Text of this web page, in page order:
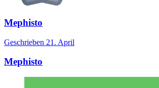
Mephisto
Geschrieben 21. April
Mephisto